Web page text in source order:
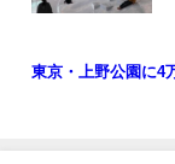
東京・上野公園に4